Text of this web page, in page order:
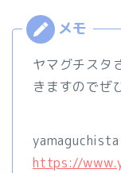
ヤマグチスタ
きますのでぜ
yamaguchista
https://